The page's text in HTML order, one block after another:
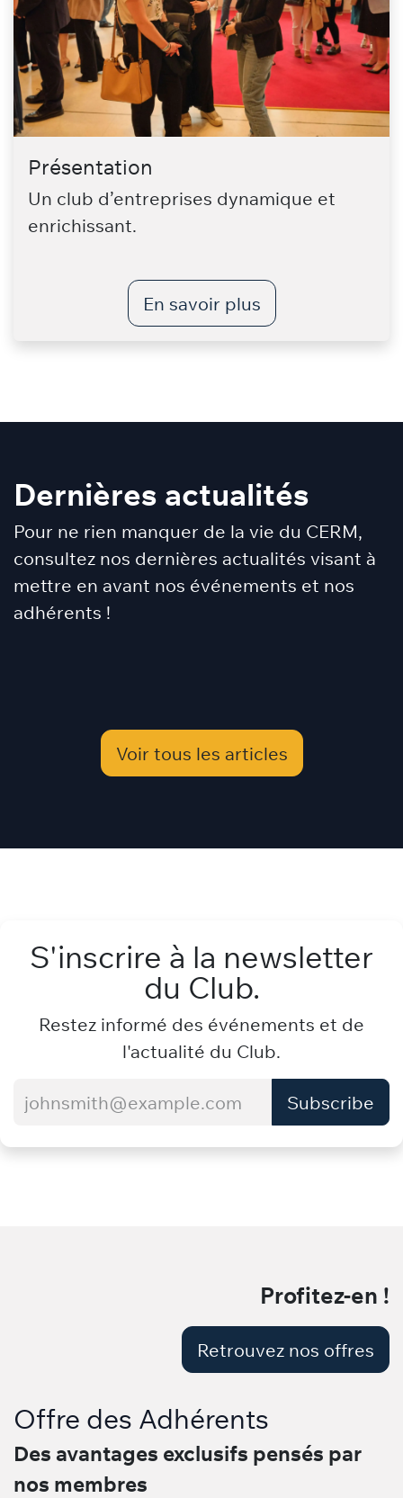
Présentation
Un club d’entreprises dynamique et
enrichissant.
En savoir plus
Dernières actualités
Pour ne rien manquer de la vie du CERM,
consultez nos dernières actualités visant à
mettre en avant nos événements et nos
adhérents !
Voir tous les articles​​
S'inscrire à la newsletter
du Club.
Restez informé des événements et de
l'actualité du Club.
Subscribe
Profitez-en !
Retrouvez nos offres
Offre des Adhérents
Des avantages exclusifs pensés par
nos membres